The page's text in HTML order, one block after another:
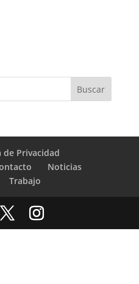
de Privacidad
Noticias
Trabajo